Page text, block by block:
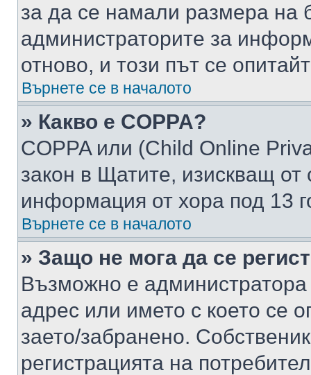
за да се намали размера на
администраторите за
отново, и този път се
Върнете се в началото
» Какво е COPPA?
COPPA или (Child Online
закон в Щатите, изискващ от
информация от хора под 13
Върнете се в началото
» Защо не мога да се
Възможно е
адрес или името с което се
заето/забранено.
регистрацията на